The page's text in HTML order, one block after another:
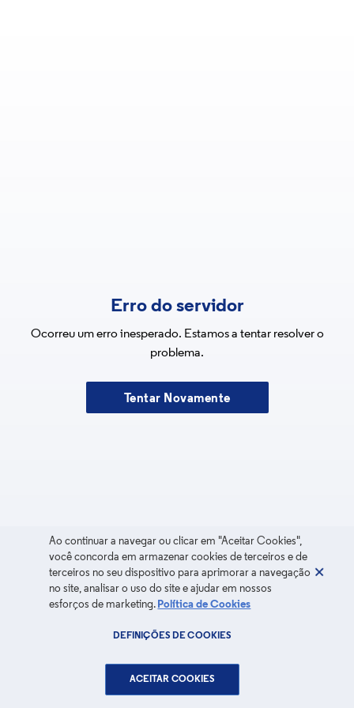
Erro do servidor
Ocorreu um erro inesperado. Estamos a tentar resolver o
problema.
Tentar Novamente
Ao continuar a navegar ou clicar em "Aceitar Cookies",
você concorda em armazenar cookies de terceiros e de
terceiros no seu dispositivo para aprimorar a navegação
no site, analisar o uso do site e ajudar em nossos
esforços de marketing. Política de Cookies
DEFINIÇÕES DE COOKIES
ACEITAR COOKIES